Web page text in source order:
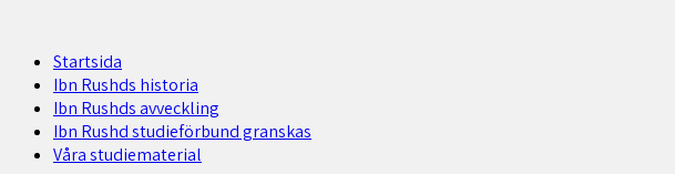
Startsida
Ibn Rushds historia
Ibn Rushds avveckling
Ibn Rushd studieförbund granskas​
Våra studiematerial